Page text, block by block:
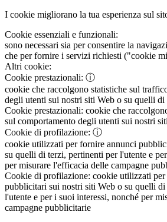
I cookie migliorano la tua esperienza sul
Cookie essenziali e funzionali:
sono necessari sia per consentire la
che per fornire i servizi richiesti ("cookie
Altri cookie:
Cookie prestazionali: ⓘ
cookie che raccolgono statistiche sul
degli utenti sui nostri siti Web o su quelli di
Cookie prestazionali: cookie che
sul comportamento degli utenti sui nostri
Cookie di profilazione: ⓘ
cookie utilizzati per fornire annunci
su quelli di terzi, pertinenti per l'utente e
per misurare l'efficacia delle campagne
Cookie di profilazione: cookie utilizzati
pubblicitari sui nostri siti Web o su quelli
l'utente e per i suoi interessi, nonché per
campagne pubblicitarie